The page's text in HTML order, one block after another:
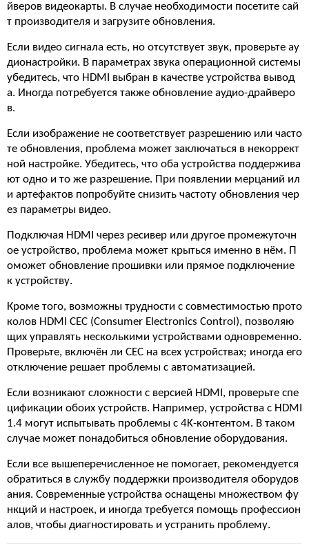
йверов видеокарты. В случае необходимости посетите сай
т производителя и загрузите обновления.
Если видео сигнала есть, но отсутствует звук, проверьте ау
дионастройки. В параметрах звука операционной системы
убедитесь, что HDMI выбран в качестве устройства вывод
а. Иногда потребуется также обновление аудио-драйверо
в.
Если изображение не соответствует разрешению или часто
те обновления, проблема может заключаться в некоррект
ной настройке. Убедитесь, что оба устройства поддержива
ют одно и то же разрешение. При появлении мерцаний ил
и артефактов попробуйте снизить частоту обновления чер
ез параметры видео.
Подключая HDMI через ресивер или другое промежуточн
ое устройство, проблема может крыться именно в нём. П
оможет обновление прошивки или прямое подключение
к устройству.
Кроме того, возможны трудности с совместимостью прото
колов HDMI CEC (Consumer Electronics Control), позволяю
щих управлять несколькими устройствами одновременно.
Проверьте, включён ли CEC на всех устройствах; иногда его
отключение решает проблемы с автоматизацией.
Если возникают сложности с версией HDMI, проверьте спе
цификации обоих устройств. Например, устройства с HDMI
1.4 могут испытывать проблемы с 4K-контентом. В таком
случае может понадобиться обновление оборудования.
Если все вышеперечисленное не помогает, рекомендуется
обратиться в службу поддержки производителя оборудов
ания. Современные устройства оснащены множеством фу
нкций и настроек, и иногда требуется помощь профессион
алов, чтобы диагностировать и устранить проблему.